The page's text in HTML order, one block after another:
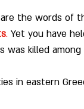
the words of
. Yet you have
killed among
in eastern